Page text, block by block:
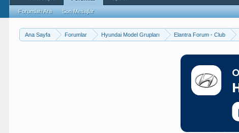
Ana Sayfa Forumlar Hyundai Model Grupları Elantra Forum - Club
Forumları Ara Son Mesajlar